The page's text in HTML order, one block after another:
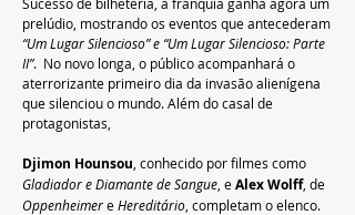
prelúdio, mostrando os eventos que antecederam
“Um Lugar Silencioso” e “Um Lugar Silencioso: Parte
II”.  No novo longa, o público acompanhará o
aterrorizante primeiro dia da invasão alienígena
que silenciou o mundo. Além do casal de
protagonistas,
Djimon Hounsou , conhecido por filmes como
Gladiador e Diamante de Sangue , e Alex Wolff, de
Oppenheimer e Hereditário , completam o elenco.